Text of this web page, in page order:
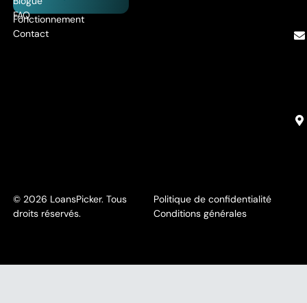
Fonctionnement
Contact
FAQ
© 2026 LoansPicker. Tous
droits réservés.
Politique de confidentialité
Conditions générales